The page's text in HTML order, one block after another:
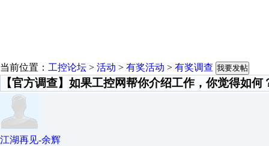
当前位置： 工控论坛 > 活动 > 有奖活动 > 有奖调查 我要发帖
【官方调查】如果工控网帮你介绍工作，你觉得如何
江湖再见-余辉